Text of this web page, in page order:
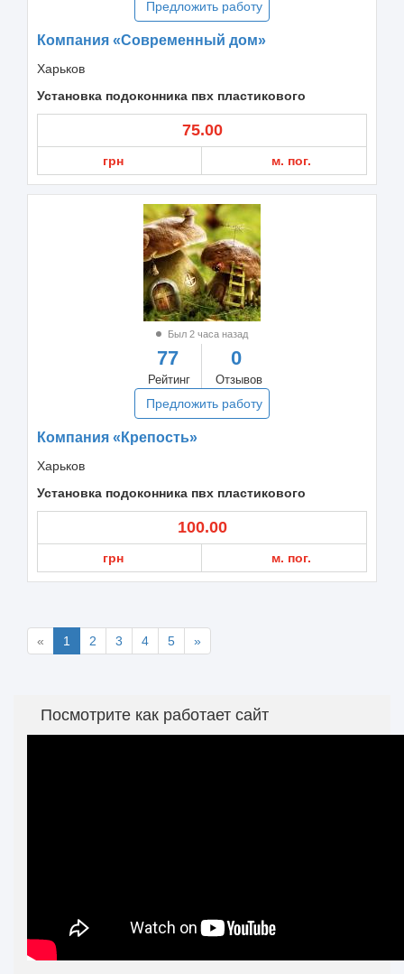
Предложить работу
Компания «Современный дом»
Харьков
Установка подоконника пвх пластикового
75.00
грн м. пог.
Был 2 часа назад
77
Рейтинг
0
Отзывов
Предложить работу
Компания «Крепость»
Харьков
Установка подоконника пвх пластикового
100.00
грн м. пог.
« 1 2 3 4 5 »
Посмотрите как работает сайт